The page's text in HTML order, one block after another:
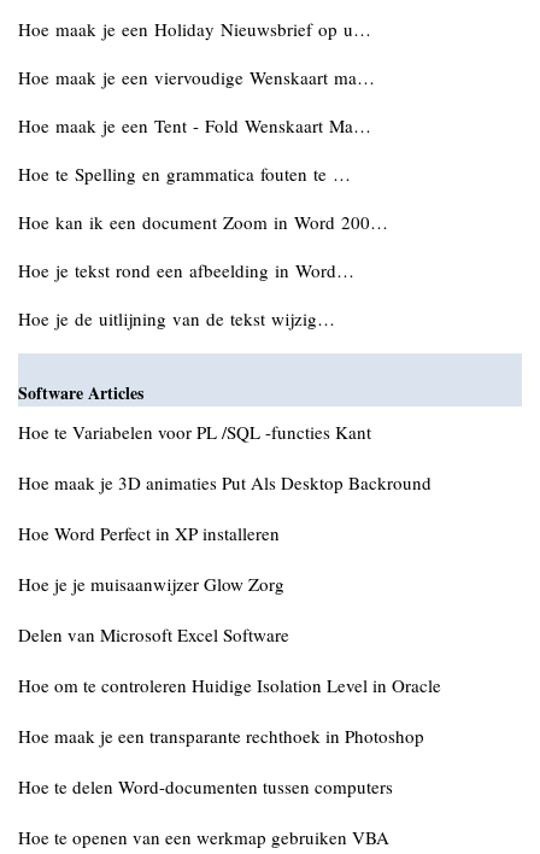
Hoe maak je een Holiday Nieuwsbrief op u…
Hoe maak je een viervoudige Wenskaart ma…
Hoe maak je een Tent - Fold Wenskaart Ma…
Hoe te Spelling en grammatica fouten te …
Hoe kan ik een document Zoom in Word 200…
Hoe je tekst rond een afbeelding in Word…
Hoe je de uitlijning van de tekst wijzig…
Software Articles
Hoe te Variabelen voor PL /SQL -functies Kant
Hoe maak je 3D animaties Put Als Desktop Backround
Hoe Word Perfect in XP installeren
Hoe je je muisaanwijzer Glow Zorg
Delen van Microsoft Excel Software
Hoe om te controleren Huidige Isolation Level in Oracle
Hoe maak je een transparante rechthoek in Photoshop
Hoe te delen Word-documenten tussen computers
Hoe te openen van een werkmap gebruiken VBA